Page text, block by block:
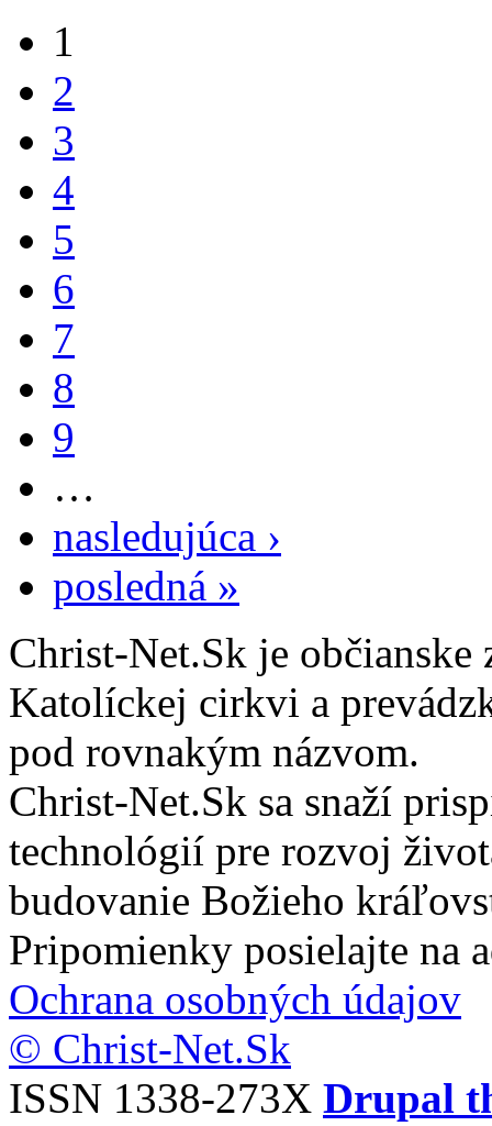
1
2
3
4
5
6
7
8
9
…
nasledujúca ›
posledná »
Christ-Net.Sk je
Katolíckej cirkvi a
pod rovnakým názvom.
Christ-Net.Sk sa snaží
technológií pre rozvoj
budovanie Božieho
Pripomienky posielajte na
Ochrana osobných údajov
© Christ-Net.Sk
ISSN 1338-273X Drupal